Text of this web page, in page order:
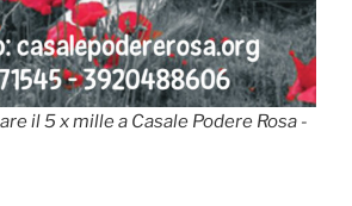
il 5 x mille a Casale Podere Rosa -